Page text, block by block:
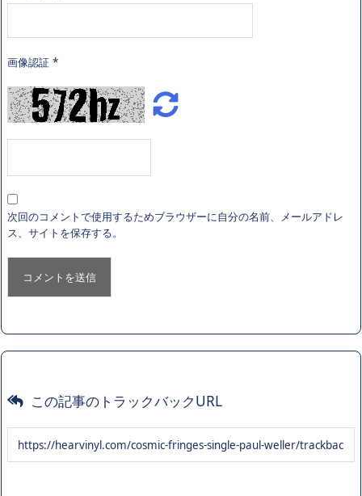
画像認証 *
次回のコメントで使用するためブラウザーに自分の名前、メールアドレ
ス、サイトを保存する。
この記事のトラックバックURL